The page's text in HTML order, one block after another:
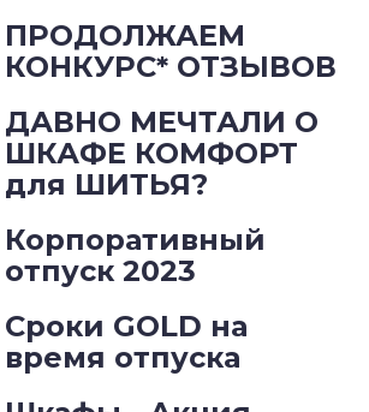
ПРОДОЛЖАЕМ
КОНКУРС* ОТЗЫВОВ
ДАВНО МЕЧТАЛИ О
ШКАФЕ КОМФОРТ
для ШИТЬЯ?
Корпоративный
отпуск 2023
Сроки GOLD на
время отпуска